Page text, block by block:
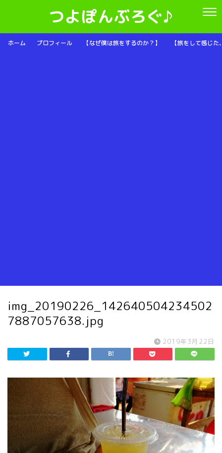
つよぽんぶろぐ♪
ホーム プロフィール 【なぜ僕は旅をするのか？】 【旅をして感じ
img_20190226_142640504234502
7887057638.jpg
2019年3月22日